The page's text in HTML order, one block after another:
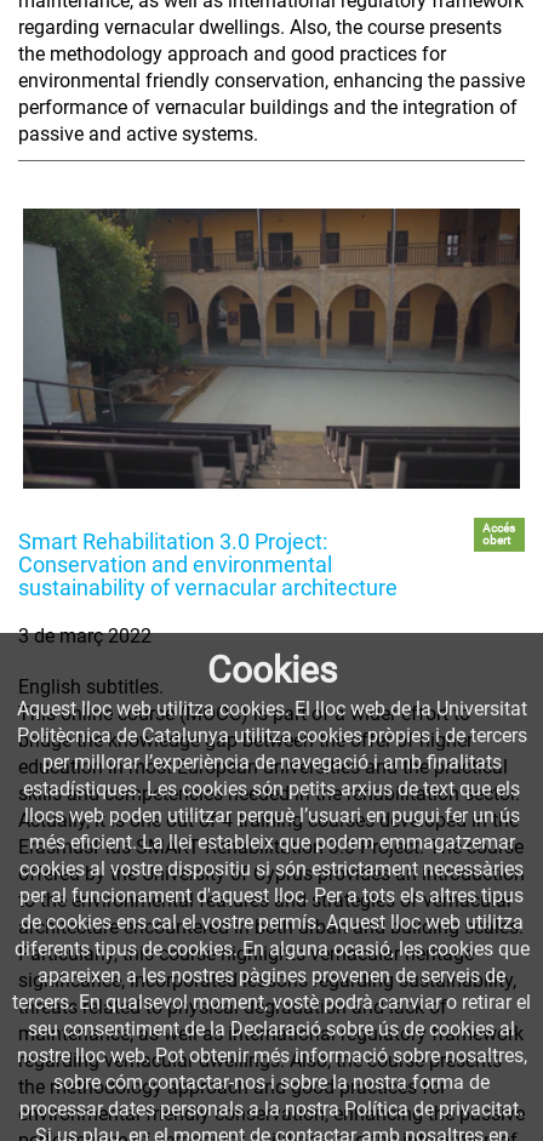
regarding vernacular dwellings. Also, the course presents
the methodology approach and good practices for
environmental friendly conservation, enhancing the passive
performance of vernacular buildings and the integration of
passive and active systems.
Smart Rehabilitation 3.0 Project:
Conservation and environmental
sustainability of vernacular architecture
Accés
obert
3 de març 2022
English subtitles.
This online course (MOOC) is part of a wider effort to
bridge the knowledge gap between the offer of higher
education in most European universities and the practical
skills and competencies needed in the rehabilitation sector.
Actually, it is one out of 4 training courses developed in the
ErasmusPlus SMART Rehabilitation 3.0 Project. The course
offered by the University of Cyprus provides an introduction
to the environmental features and strategies of vernacular
architecture encountered in both urban and building scales.
Particularly, this course highlights vernacular heritage
significance, incorporated lessons regarding sustainability,
threats related to physical degradation and lack of
maintenance, as well as international regulatory framework
regarding vernacular dwellings. Also, the course presents
the methodology approach and good practices for
environmental friendly conservation, enhancing the passive
Cookies
Aquest lloc web utilitza cookies. El lloc web de la Universitat
Politècnica de Catalunya utilitza cookies pròpies i de tercers
per millorar l’experiència de navegació i amb finalitats
estadístiques. Les cookies són petits arxius de text que els
llocs web poden utilitzar perquè l’usuari en pugui fer un ús
més eficient. La llei estableix que podem emmagatzemar
cookies al vostre dispositiu si són estrictament necessàries
per al funcionament d'aquest lloc. Per a tots els altres tipus
de cookies ens cal el vostre permís. Aquest lloc web utilitza
diferents tipus de cookies. En alguna ocasió, les cookies que
apareixen a les nostres pàgines provenen de serveis de
tercers. En qualsevol moment, vostè podrà canviar o retirar el
seu consentiment de la Declaració sobre ús de cookies al
nostre lloc web. Pot obtenir més informació sobre nosaltres,
sobre cóm contactar-nos i sobre la nostra forma de
processar dates personals a la nostra Política de privacitat.
Si us plau, en el moment de contactar amb nosaltres en